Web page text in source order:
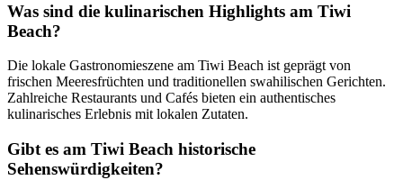
Was sind die kulinarischen Highlights am Tiwi
Beach?
Die lokale Gastronomieszene am Tiwi Beach ist geprägt von
frischen Meeresfrüchten und traditionellen swahilischen Gerichten.
Zahlreiche Restaurants und Cafés bieten ein authentisches
kulinarisches Erlebnis mit lokalen Zutaten.
Gibt es am Tiwi Beach historische
Sehenswürdigkeiten?